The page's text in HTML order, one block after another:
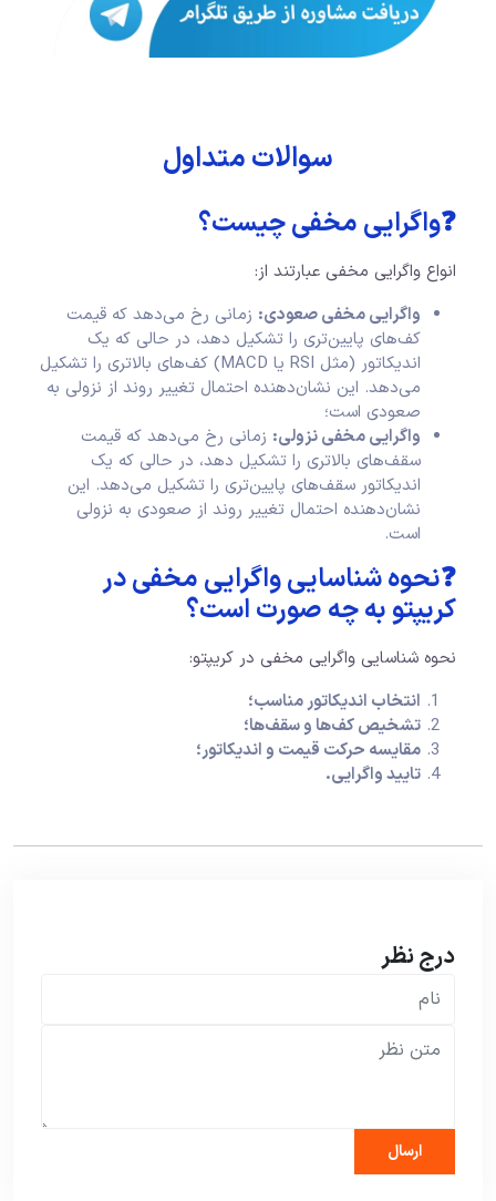
سوالات متداول
❓واگرایی مخفی چیست؟
انواع واگرایی مخفی عبارتند از:
واگرایی مخفی صعودی: زمانی رخ می‌دهد که قیمت
کف‌های پایین‌تری را تشکیل دهد، در حالی که یک
اندیکاتور (مثل RSI یا MACD) کف‌های بالاتری را تشکیل
می‌دهد. این نشان‌دهنده احتمال تغییر روند از نزولی به
صعودی است؛
واگرایی مخفی نزولی: زمانی رخ می‌دهد که قیمت
سقف‌های بالاتری را تشکیل دهد، در حالی که یک
اندیکاتور سقف‌های پایین‌تری را تشکیل می‌دهد. این
نشان‌دهنده احتمال تغییر روند از صعودی به نزولی
است.
❓نحوه شناسایی واگرایی مخفی در
کریپتو به چه صورت است؟
نحوه شناسایی واگرایی مخفی در کریپتو:
انتخاب اندیکاتور مناسب؛
تشخیص کف‌ها و سقف‌ها؛
مقایسه حرکت قیمت و اندیکاتور؛
تایید واگرایی.
درج نظر